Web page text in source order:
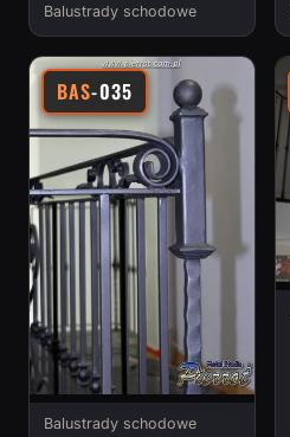
Balustrady schodowe
BAS-035
Balustrady schodowe